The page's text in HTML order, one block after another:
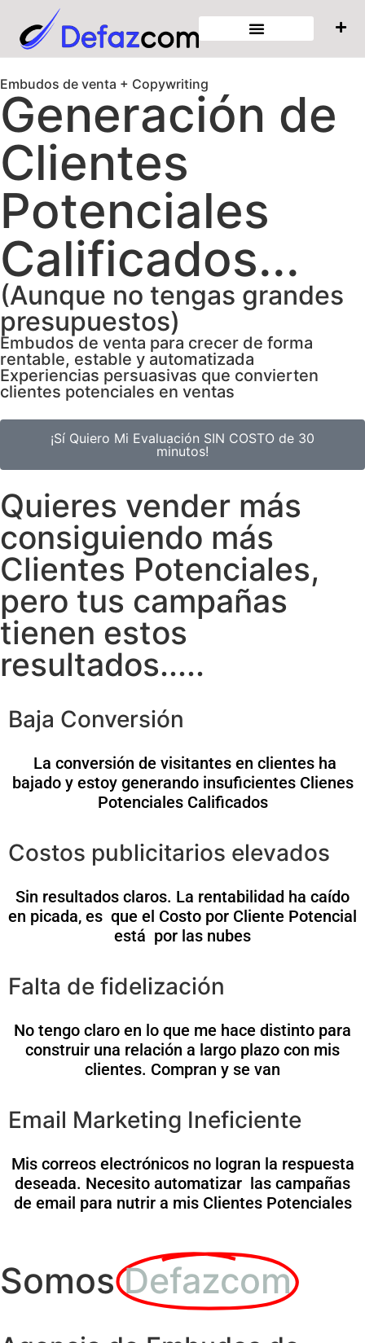
Embudos de venta + Copywriting
Generación de
Clientes
Potenciales
Calificados...
(Aunque no tengas grandes
presupuestos)
Embudos de venta para crecer de forma
rentable, estable y automatizada
Experiencias persuasivas que convierten
clientes potenciales en ventas
¡Sí Quiero Mi Evaluación SIN COSTO de 30
minutos!
Quieres vender más
consiguiendo más
Clientes Potenciales,
pero tus campañas
tienen estos
resultados.....
Baja Conversión
La conversión de visitantes en clientes ha
bajado y estoy generando insuficientes Clienes
Potenciales Calificados
Costos publicitarios elevados
Sin resultados claros. La rentabilidad ha caído
en picada, es que el Costo por Cliente Potencial
está por las nubes
Falta de fidelización
No tengo claro en lo que me hace distinto para
construir una relación a largo plazo con mis
clientes. Compran y se van
Email Marketing Ineficiente
Mis correos electrónicos no logran la respuesta
deseada. Necesito automatizar las campañas
de email para nutrir a mis Clientes Potenciales
Somos Defazcom